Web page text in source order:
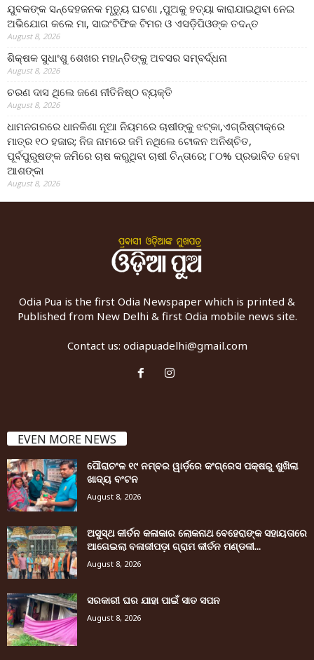
ଯୁବକଙ୍କ ସନ୍ଦେହଜନକ ମୃତ୍ୟୁ ଘଟଣା ,ପୁଅକୁ ହତ୍ୟା କାରାଯାଇଥିବା ନେଇ
ଅଭିଯୋଗ କଲେ ମା, ସାଇଂଟିଫିକ ଟିମର ଓ ଏସଡ଼ିପିଓଙ୍କ ତଦନ୍ତ
August 8, 2026
ଶିକ୍ଷକ ସୁଧାଂଶୁ ଶେଖର ମହାନ୍ତିଙ୍କୁ ଅବସର ସମ୍ବର୍ଦ୍ଧନା
August 8, 2026
ଚରଣ ଦାସ ଥିଲେ ଜଣେ ନୀତିନିଷ୍ଠ ବ୍ୟକ୍ତି
August 8, 2026
ଧାମନଗରରେ ଧାନକିଣା ନୂଆ ନିୟମରେ ଚାଷୀଙ୍କୁ ଝଟ୍‌କା,ଏଗ୍ରିଷ୍ଟାକ୍‌ରେ
ମାତ୍ର ୧୦ ହଜାର; ନିଜ ନାମରେ ଜମି ନଥିଲେ ଟୋକନ ଅନିଶ୍ଚିତ,
ପୂର୍ବପୁରୁଷଙ୍କ ଜମିରେ ଚାଷ କରୁଥିବା ଚାଷୀ ଚିନ୍ତାରେ; ୮୦% ପ୍ରଭାବିତ ହେବା
ଆଶଙ୍କା
August 8, 2026
Odia Pua is the first Odia Newspaper which is printed &
Published from New Delhi & first Odia mobile news site.
Contact us: odiapuadelhi@gmail.com
EVEN MORE NEWS
ପୌରାଚଂଳ ୧୯ ନମ୍ବର ୱାର୍ଡ଼ରେ କଂଗ୍ରେସ ପକ୍ଷରୁ ଶୁଖିଲା
ଖାଦ୍ୟ ବଂଟନ
August 8, 2026
ଅସୁସ୍ଥ କୀର୍ତନ କଳାକାର ଲୋକନାଥ ବେହେରାଙ୍କ ସହାୟତାରେ
ଆଗେଇଲା ବଳାଜୀପଡ଼ା ଗ୍ରାମ କୀର୍ତନ ମଣ୍ଡଳୀ...
August 8, 2026
ସରକାରୀ ଘର ଯାହା ପାଇଁ ସାତ ସପନ
August 8, 2026